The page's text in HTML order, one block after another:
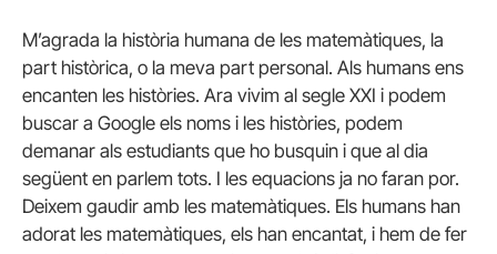
M’agrada la història humana de les matemàtiques, la
part històrica, o la meva part personal. Als humans ens
encanten les històries. Ara vivim al segle XXI i podem
buscar a Google els noms i les històries, podem
demanar als estudiants que ho busquin i que al dia
següent en parlem tots. I les equacions ja no faran por.
Deixem gaudir amb les matemàtiques. Els humans han
adorat les matemàtiques, els han encantat, i hem de fer